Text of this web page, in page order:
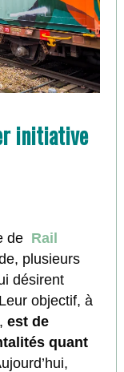
initiative
de Rail
plusieurs
désirent
objectif, à
est de
quant